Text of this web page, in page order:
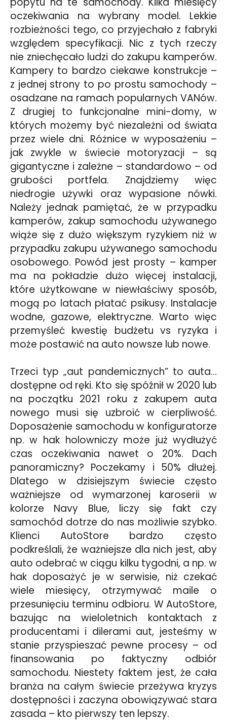
oczekiwania na wybrany model. Lekkie
rozbieżności tego, co przyjechało z fabryki
względem specyfikacji. Nic z tych rzeczy
nie zniechęcało ludzi do zakupu kamperów.
Kampery to bardzo ciekawe konstrukcje –
z jednej strony to po prostu samochody –
osadzane na ramach popularnych VANów.
Z drugiej to funkcjonalne mini-domy, w
których możemy być niezależni od świata
przez wiele dni. Różnice w wyposażeniu –
jak zwykle w świecie motoryzacji – są
gigantyczne i zależne – standardowo – od
grubości portfela. Znajdziemy więc
niedrogie używki oraz wypasione nówki.
Należy jednak pamiętać, że w przypadku
kamperów, zakup samochodu używanego
wiąże się z dużo większym ryzykiem niż w
przypadku zakupu używanego samochodu
osobowego. Powód jest prosty – kamper
ma na pokładzie dużo więcej instalacji,
które użytkowane w niewłaściwy sposób,
mogą po latach płatać psikusy. Instalacje
wodne, gazowe, elektryczne. Warto więc
przemyśleć kwestię budżetu vs ryzyka i
może postawić na auto nowsze lub nowe.
Trzeci typ „aut pandemicznych” to auta…
dostępne od ręki. Kto się spóźnił w 2020 lub
na początku 2021 roku z zakupem auta
nowego musi się uzbroić w cierpliwość.
Doposażenie samochodu w konfiguratorze
np. w hak holowniczy może już wydłużyć
czas oczekiwania nawet o 20%. Dach
panoramiczny? Poczekamy i 50% dłużej.
Dlatego w dzisiejszym świecie często
ważniejsze od wymarzonej karoserii w
kolorze Navy Blue, liczy się fakt czy
samochód dotrze do nas możliwie szybko.
Klienci AutoStore bardzo często
podkreślali, że ważniejsze dla nich jest, aby
auto odebrać w ciągu kilku tygodni, a np. w
hak doposażyć je w serwisie, niż czekać
wiele miesięcy, otrzymywać maile o
przesunięciu terminu odbioru. W AutoStore,
bazując na wieloletnich kontaktach z
producentami i dilerami aut, jesteśmy w
stanie przyspieszać pewne procesy – od
finansowania po faktyczny odbiór
samochodu. Niestety faktem jest, że cała
branża na całym świecie przeżywa kryzys
dostępności i zaczyna obowiązywać stara
zasada – kto pierwszy ten lepszy.